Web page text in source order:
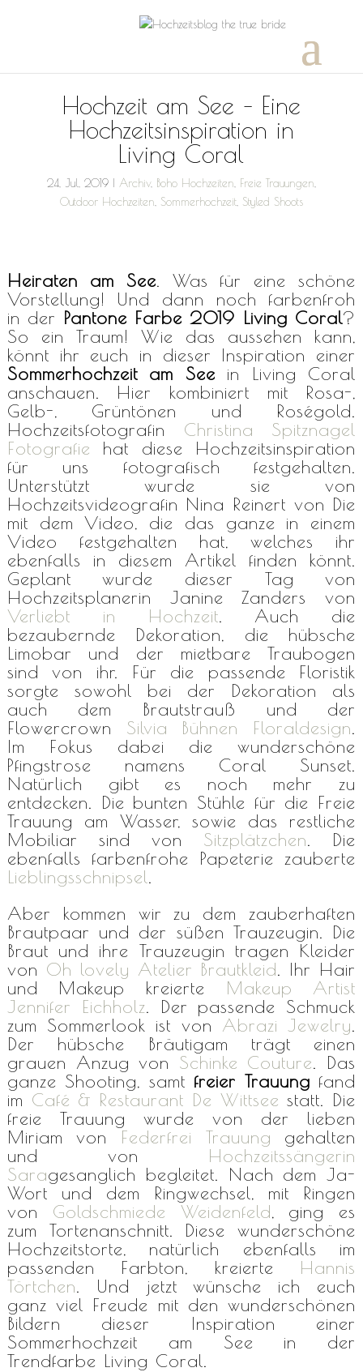
Hochzeit am See – Eine
Hochzeitsinspiration in
Living Coral
24, Jul, 2019| Archiv, Boho Hochzeiten Freie Trauungen
Outdoor Hochzeiten Sommerhochzeit, Styled Shoots
Heiraten am See. Was für eine schöne
Vorstellung! Und dann noch farbenfroh
in der Pantone Farbe 2019 Living Coral?
So ein Traum! Wie das aussehen kann,
könnt ihr euch in dieser Inspiration einer
Sommerhochzeit am See in Living Coral
anschauen. Hier kombiniert mit Rosa-,
Gelb-, Grüntönen und Roségold.
Hochzeitsfotografin Christina Spitznagel
Fotografie hat diese Hochzeitsinspiration
für uns fotografisch festgehalten.
Unterstützt wurde sie von
Hochzeitsvideografin Nina Reinert von Die
mit dem Video, die das ganze in einem
Video festgehalten hat, welches ihr
ebenfalls in diesem Artikel finden könnt.
Geplant wurde dieser Tag von
Hochzeitsplanerin Janine Zanders von
Verliebt in Hochzeit. Auch die
bezaubernde Dekoration, die hübsche
Limobar und der mietbare Traubogen
sind von ihr. Für die passende Floristik
sorgte sowohl bei der Dekoration als
auch dem Brautstrauß und der
Flowercrown Silvia Bühnen Floraldesign.
Im Fokus dabei die wunderschöne
Pfingstrose namens Coral Sunset.
Natürlich gibt es noch mehr zu
entdecken. Die bunten Stühle für die Freie
Trauung am Wasser, sowie das restliche
Mobiliar sind von Sitzplätzchen. Die
ebenfalls farbenfrohe Papeterie zauberte
Lieblingsschnipsel.
Aber kommen wir zu dem zauberhaften
Brautpaar und der süßen Trauzeugin. Die
Braut und ihre Trauzeugin tragen Kleider
von Oh lovely Atelier Brautkleid. Ihr Hair
und Makeup kreierte Makeup Artist
Jennifer Eichholz. Der passende Schmuck
zum Sommerlook ist von Abrazi Jewelry.
Der hübsche Bräutigam trägt einen
grauen Anzug von Schinke Couture. Das
ganze Shooting, samt freier Trauung fand
im Café & Restaurant De Wittsee statt. Die
freie Trauung wurde von der lieben
Miriam von Federfrei Trauung gehalten
und von Hochzeitssängerin
Saragesanglich begleitet. Nach dem Ja-
Wort und dem Ringwechsel, mit Ringen
von Goldschmiede Weidenfeld, ging es
zum Tortenanschnitt. Diese wunderschöne
Hochzeitstorte, natürlich ebenfalls im
passenden Farbton, kreierte Hannis
Törtchen. Und jetzt wünsche ich euch
ganz viel Freude mit den wunderschönen
Bildern dieser Inspiration einer
Sommerhochzeit am See in der
Trendfarbe Living Coral.